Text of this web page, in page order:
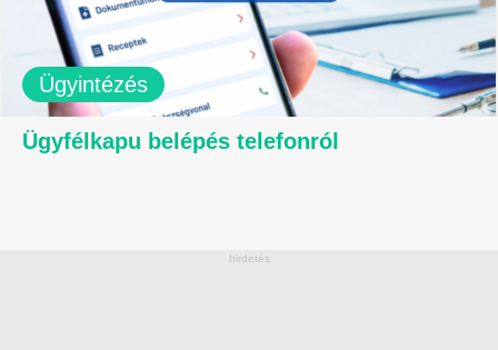
Ügyintézés
Ügyfélkapu belépés telefonról